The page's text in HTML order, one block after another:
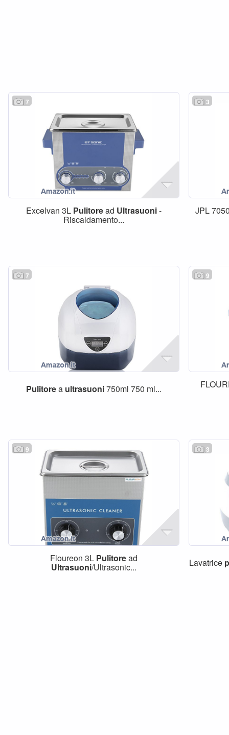
7
Excelvan 3L Pulitoread Ultrasuoni-
Riscaldamento...
3
JPL
7
Pulitorea ultrasuoni750ml 750 ml...
9
9
Floureon 3L Pulitoread
Ultrasuoni/Ultrasonic...
3
Lavatrice